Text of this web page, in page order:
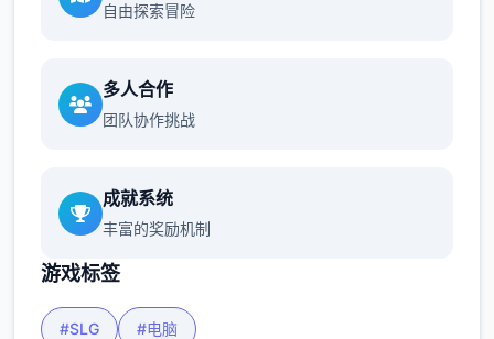
自由探索冒险
多人合作
团队协作挑战
成就系统
丰富的奖励机制
游戏标签
#SLG #电脑